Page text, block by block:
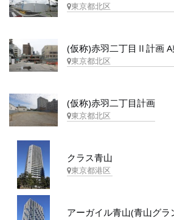
東京都北区
(仮称)赤羽二丁目Ⅱ計画 A
東京都北区
(仮称)赤羽二丁目計画
東京都北区
クラス青山
東京都港区
アーガイル青山(青山グラ